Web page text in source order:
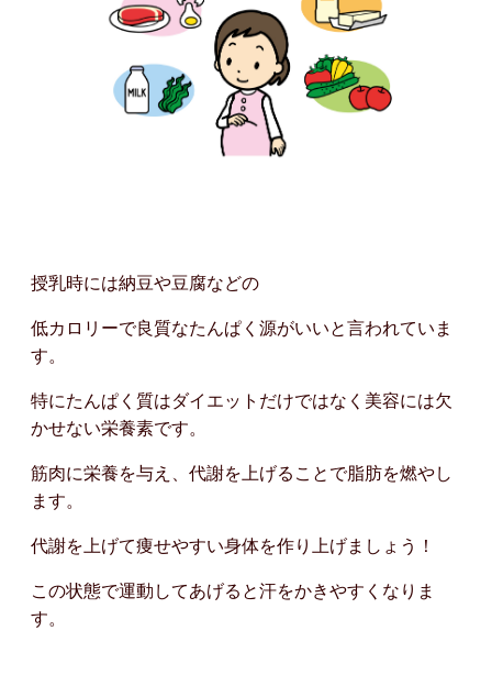
授乳時には納豆や豆腐などの
低カロリーで良質なたんぱく源がいいと言われていま
す。
特にたんぱく質はダイエットだけではなく美容には欠
かせない栄養素です。
筋肉に栄養を与え、代謝を上げることで脂肪を燃やし
ます。
代謝を上げて痩せやすい身体を作り上げましょう！
この状態で運動してあげると汗をかきやすくなりま
す。